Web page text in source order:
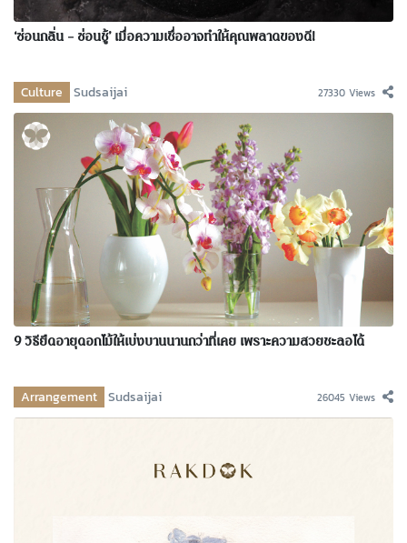
‘ซ่อนกลิ่น – ซ่อนชู้’ เมื่อความเชื่ออาจทำให้คุณพลาดของดี!
Culture Sudsaijai 27330 Views
9 วิธียืดอายุดอกไม้ให้เบ่งบานนานกว่าที่เคย เพราะความสวยชะลอได้
Arrangement Sudsaijai 26045 Views